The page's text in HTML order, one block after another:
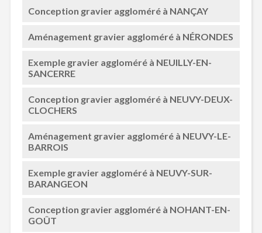
Conception gravier aggloméré à NANÇAY
Aménagement gravier aggloméré à NÉRONDES
Exemple gravier aggloméré à NEUILLY-EN-
SANCERRE
Conception gravier aggloméré à NEUVY-DEUX-
CLOCHERS
Aménagement gravier aggloméré à NEUVY-LE-
BARROIS
Exemple gravier aggloméré à NEUVY-SUR-
BARANGEON
Conception gravier aggloméré à NOHANT-EN-
GOÛT